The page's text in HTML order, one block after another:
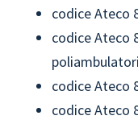
codice Ateco
codice Ateco
codice Ateco
codice Ateco